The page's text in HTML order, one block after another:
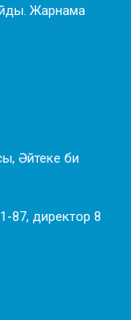
Жарнама
Әйтеке би
87, директор 8